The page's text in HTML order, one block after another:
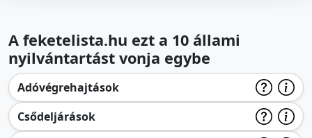
A feketelista.hu ezt a 10 állami
nyilvántartást vonja egybe
Adóvégrehajtások
Csődeljárások